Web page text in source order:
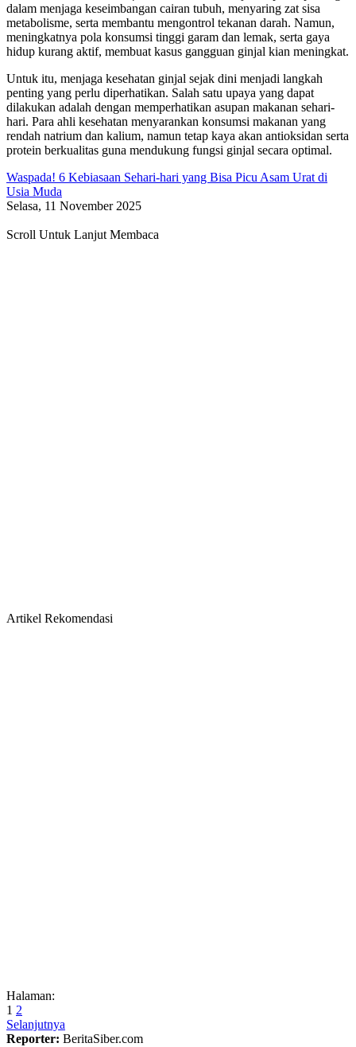
dalam menjaga keseimbangan cairan tubuh, menyaring zat sisa
metabolisme, serta membantu mengontrol tekanan darah. Namun,
meningkatnya pola konsumsi tinggi garam dan lemak, serta gaya
hidup kurang aktif, membuat kasus gangguan ginjal kian meningkat.
Untuk itu, menjaga kesehatan ginjal sejak dini menjadi langkah
penting yang perlu diperhatikan. Salah satu upaya yang dapat
dilakukan adalah dengan memperhatikan asupan makanan sehari-
hari. Para ahli kesehatan menyarankan konsumsi makanan yang
rendah natrium dan kalium, namun tetap kaya akan antioksidan serta
protein berkualitas guna mendukung fungsi ginjal secara optimal.
Waspada! 6 Kebiasaan Sehari-hari yang Bisa Picu Asam Urat di
Usia Muda
Selasa, 11 November 2025
Scroll Untuk Lanjut Membaca
Artikel Rekomendasi
Halaman:
1 2
Selanjutnya
Reporter: BeritaSiber.com